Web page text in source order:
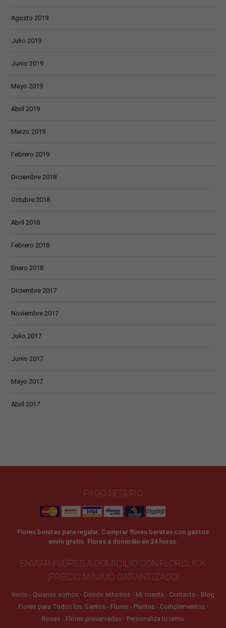
Agosto 2019
Julio 2019
Junio 2019
Mayo 2019
Abril 2019
Marzo 2019
Febrero 2019
Diciembre 2018
Octubre 2018
Abril 2018
Febrero 2018
Enero 2018
Diciembre 2017
Noviembre 2017
Julio 2017
Junio 2017
Mayo 2017
Abril 2017
PAGO SEGURO
Flores bonitas para regalar. Comprar flores baratas con gastos
envio gratis. Flores a domicilio en 24 horas.
ENVIAR FLORES A DOMICILIO CON FLORCLICK
¡PRECIO MÍNIMO GARANTIZADO!
Inicio Quienes somos Donde estamos Mi cuenta Contacto
Blog
Flores para Todos los Santos
Flores Plantas
Complementos
Rosas
Flores preservadas
Personaliza tu ramo